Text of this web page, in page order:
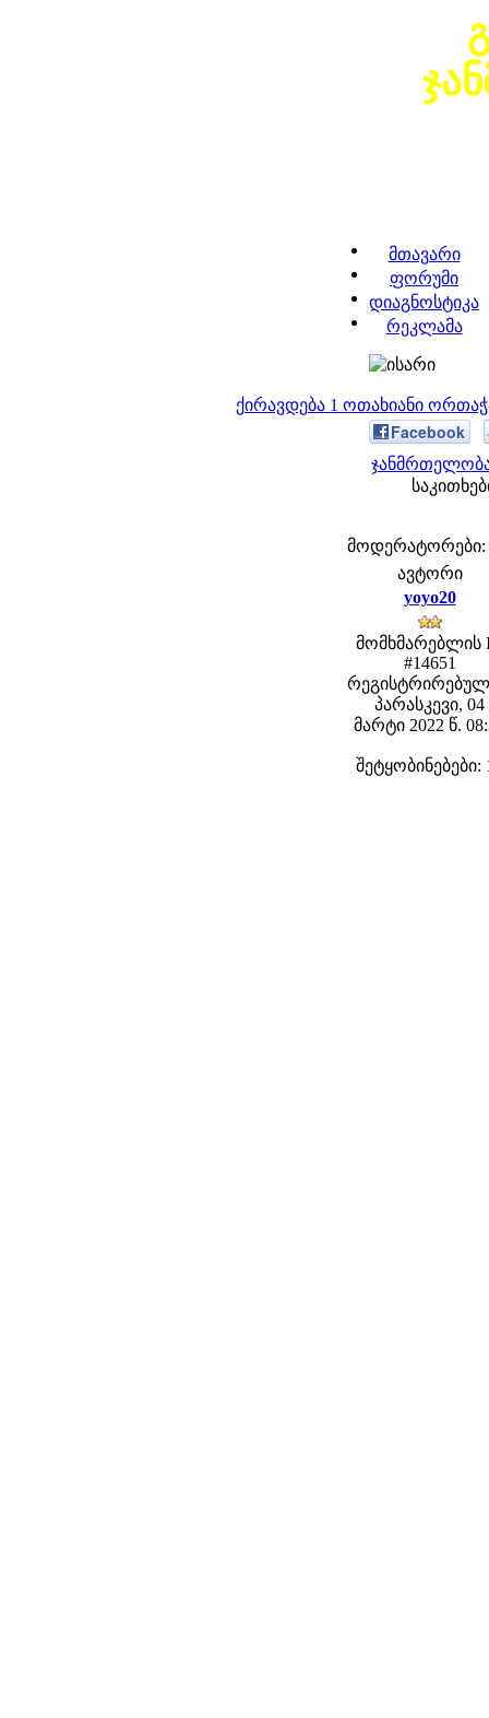
მთავარი
ფორუმი
დიაგნოსტიკა
რეკლამა
ქირავდება 1 ოთახიანი
Facebook
მოდერატორები:
ავტორი
yoyo20
მომხმარებლის
#14651
პარასკევი, 04
მარტი 2022 წ.
შეტყობინებები: